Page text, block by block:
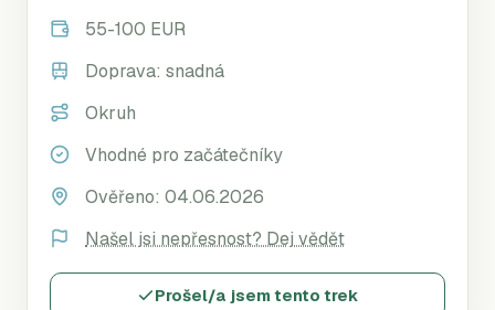
55-100 EUR
Doprava: snadná
Okruh
Vhodné pro začátečníky
Ověřeno: 04.06.2026
Našel jsi nepřesnost? Dej vědět
Prošel/a jsem tento trek